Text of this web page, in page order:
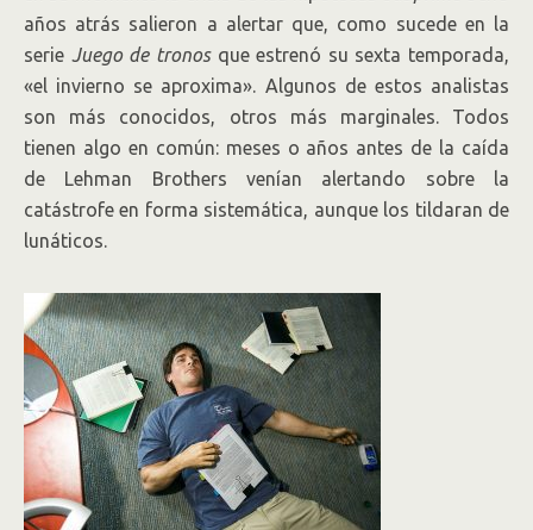
años atrás salieron a alertar que, como sucede en la
serie Juego de tronosque estrenó su sexta temporada,
«el invierno se aproxima». Algunos de estos analistas
son más conocidos, otros más marginales. Todos
tienen algo en común: meses o años antes de la caída
de Lehman Brothers venían alertando sobre la
catástrofe en forma sistemática, aunque los tildaran de
lunáticos.